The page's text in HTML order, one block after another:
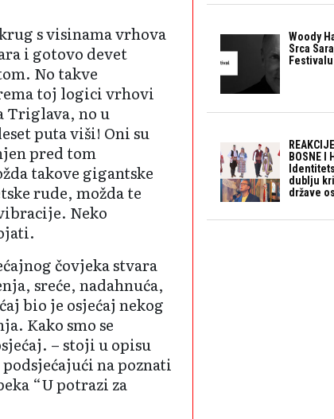
s visinama vrhova
i gotovo devet
No takve
toj logici vrhovi
Triglava, no u
puta viši! Oni su
pred tom
takove gigantske
rude, možda te
Neko
čovjeka stvara
sreće, nadahnuća,
bio je osjećaj nekog
Kako smo se
– stoji u opisu
na poznati
“U potrazi za
Woody
Srca
Festivalu
BOSNE I
dublju
države